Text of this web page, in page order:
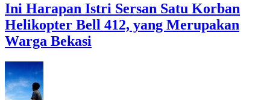
Ini Harapan Istri Sersan Satu Korban
Helikopter Bell 412, yang Merupakan
Warga Bekasi